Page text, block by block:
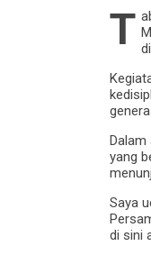
T
Dalam
yang
Saya
di sini